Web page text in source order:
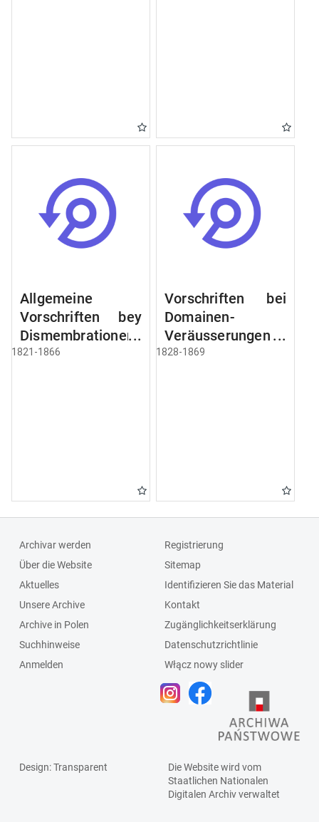
Allgemeine
Vorschriften bey
Dismembrationen
Domainen-
1821-1866
Vorschriften bei
Domainen-
Veräusserungen
und
1828-1869
Archivar werden
Über die Website
Aktuelles
Unsere Archive
Archive in Polen
Suchhinweise
Anmelden
Registrierung
Sitemap
Identifizieren Sie das Material
Kontakt
Zugänglichkeitserklärung
Datenschutzrichtlinie
Włącz nowy slider
Design: Transparent
Die Website wird vom
Staatlichen Nationalen
Digitalen Archivverwaltet